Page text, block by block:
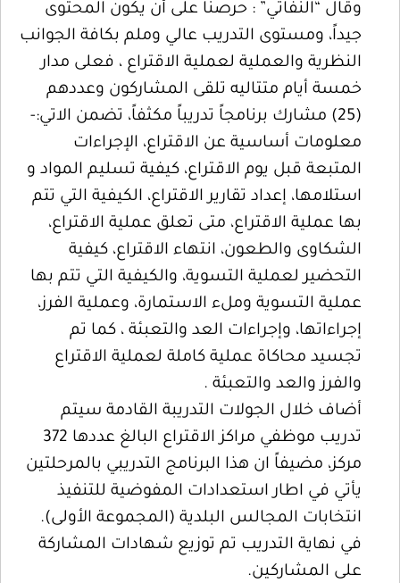
وقال “النفاتي” : حرصنا على أن يكون المحتوى
جيداً، ومستوى التدريب عالي وملم بكافة الجوانب
النظرية والعملية لعملية الاقتراع ، فعلى مدار
خمسة أيام متتاليه تلقى المشاركون وعددهم
(25) مشارك برنامجاً تدريباً مكثفاً، تضمن الاتي:-
معلومات أساسية عن الاقتراع، الإجراءات
المتبعة قبل يوم الاقتراع، كيفية تسليم المواد و
استلامها، إعداد تقارير الاقتراع، الكيفية التي تتم
بها عملية الاقتراع، متى تعلق عملية الاقتراع،
الشكاوى والطعون، انتهاء الاقتراع، كيفية
التحضير لعملية التسوية، والكيفية التي تتم بها
عملية التسوية وملء الاستمارة، وعملية الفرز،
إجراءاتها، وإجراءات العد والتعبئة ، كما تم
تجسيد محاكاة عملية كاملة لعملية الاقتراع
والفرز والعد والتعبئة .
أضاف خلال الجولات التدريبة القادمة سيتم
تدريب موظفي مراكز الاقتراع البالغ عددها 372
مركز، مضيفاً ان هذا البرنامج التدريبي بالمرحلتين
يأتي في اطار استعدادات المفوضية للتنفيذ
انتخابات المجالس البلدية (المجموعة الأولى).
في نهاية التدريب تم توزيع شهادات المشاركة
على المشاركين.